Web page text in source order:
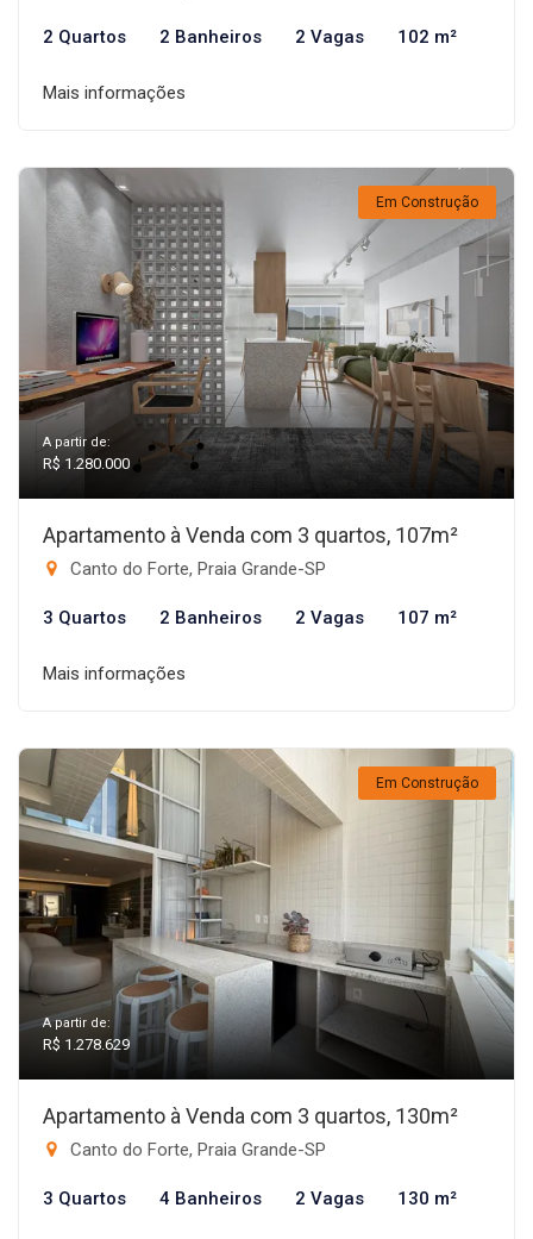
2 Quartos 2 Banheiros 2 Vagas 102 m²
Mais informações
Em Construção
A partir de:
R$ 1.280.000
Apartamento à Venda com 3 quartos, 107m²
Canto do Forte, Praia Grande-SP
3 Quartos 2 Banheiros 2 Vagas 107 m²
Mais informações
Em Construção
A partir de:
R$ 1.278.629
Apartamento à Venda com 3 quartos, 130m²
Canto do Forte, Praia Grande-SP
3 Quartos 4 Banheiros 2 Vagas 130 m²